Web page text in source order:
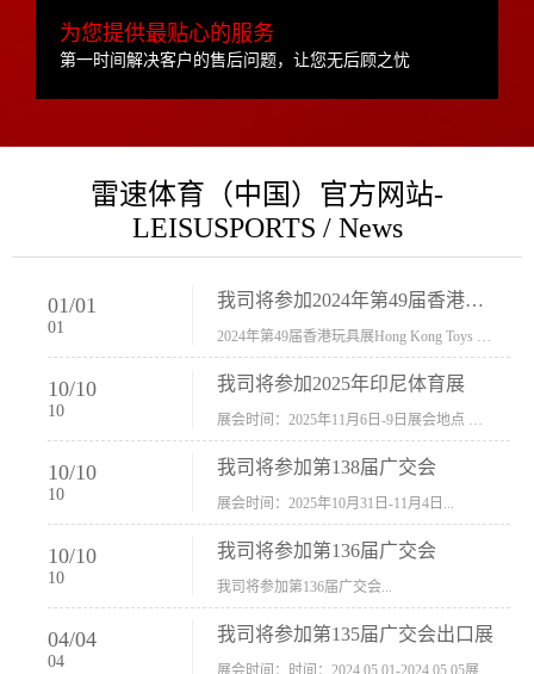
为您提供最贴心的服务
第一时间解决客户的售后问题，让您无后顾之忧
雷速体育（中国）官方网站-
LEISUSPORTS / News
01/01
01
我司将参加2024年第49届香港玩具展Hong Kong Toys & Games Fair 欢迎新···
10/10
10
我司将参加2025年印尼体育展
10/10
10
我司将参加第138届广交会
展会时间：2025年10月31日-11月4日...
10/10
10
我司将参加第136届广交会
我司将参加第136届广交会...
04/04
04
我司将参加第135届广交会出口展
展会时间：时间：2024.05.01-2024.05.05展会地址：中国进出口商品交易会展馆福建康莱宝公司展位号12.1G37-38、H11-12，浙江康莱宝展位号17.1B23-24、C19-20...